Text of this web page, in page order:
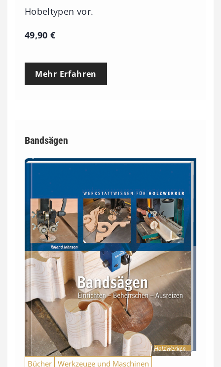
Hobeltypen vor.
49,90€
Mehr Erfahren
Bandsägen
Bücher Werkzeuge und Maschinen